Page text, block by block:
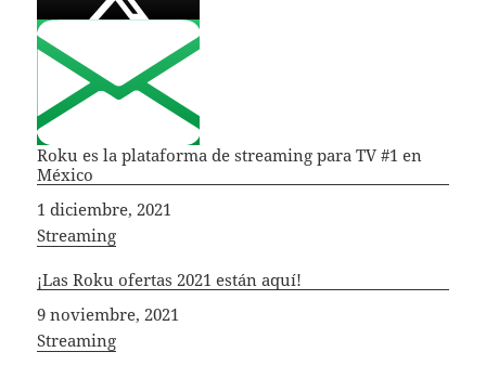
Roku es la plataforma de streaming para TV #1 en
México
Fecha
1 diciembre, 2021
In relation to
Streaming
¡Las Roku ofertas 2021 están aquí!
Fecha
9 noviembre, 2021
In relation to
Streaming